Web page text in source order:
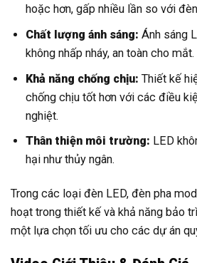
hoặc hơn, gấp nhiều lần so với
Chất lượng ánh sáng: Ánh sáng
không nhấp nháy, an toàn cho mắt.
Khả năng chống chịu: Thiết kế
chống chịu tốt hơn với các điều
nghiệt.
Thân thiện môi trường: LED
hại như thủy ngân.
Trong các loại đèn LED, đèn pha
hoạt trong thiết kế và khả năng bảo
một lựa chọn tối ưu cho các dự án